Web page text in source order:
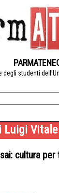
degli studenti
Vitale
cultura